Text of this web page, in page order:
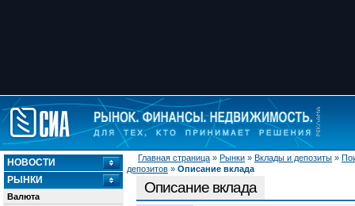
Главная страница » Рынки » Вклады и депозиты »
депозитов » Описание вклада
НОВОСТИ
РЫНКИ
Валюта
Описание вклада